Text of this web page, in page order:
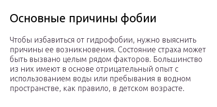
Основные причины фобии
Чтобы избавиться от гидрофобии, нужно выяснить
причины ее возникновения. Состояние страха может
быть вызвано целым рядом факторов. Большинство
из них имеют в основе отрицательный опыт с
использованием воды или пребывания в водном
пространстве, как правило, в детском возрасте.